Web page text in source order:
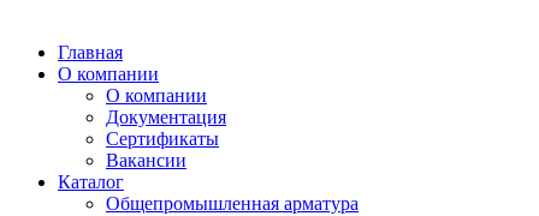
Главная
О компании
О компании
Документация
Сертификаты
Вакансии
Каталог
Общепромышленная арматура